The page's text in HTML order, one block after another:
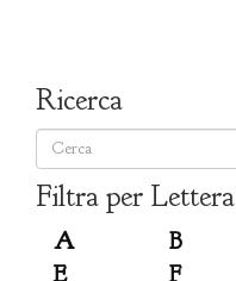
Ricerca
Filtra per Lettera
A B
E
F